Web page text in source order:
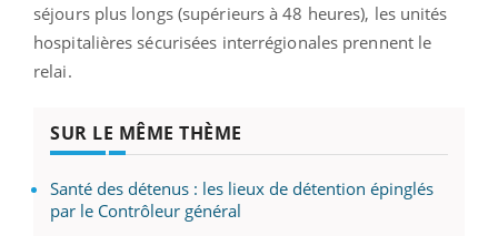
séjours plus longs (supérieurs à 48 heures), les unités
hospitalières sécurisées interrégionales prennent le
relai.
SUR LE MÊME THÈME
Santé des détenus : les lieux de détention épinglés
par le Contrôleur général